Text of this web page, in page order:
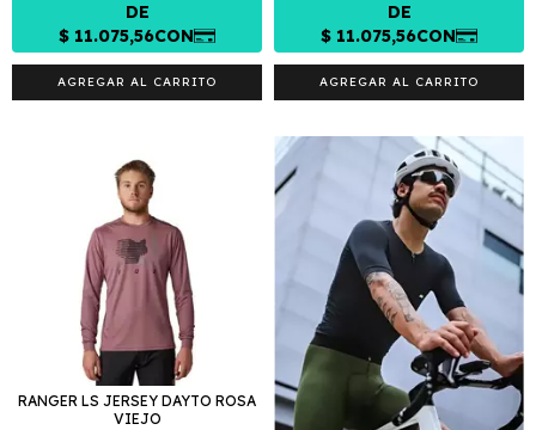
AGREGAR AL CARRITO AGREGAR AL CARRITO
RANGER LS JERSEY DAYTO ROSA
VIEJO